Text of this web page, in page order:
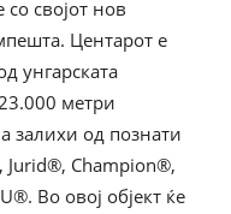
својот нов
Центарот е
унгарската
метри
залихи од познати
Jurid®, Champion®,
Во овој објект ќе